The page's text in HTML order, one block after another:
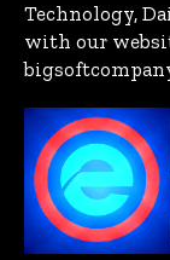
Technology,
with our